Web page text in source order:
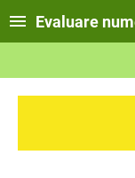
Evaluare